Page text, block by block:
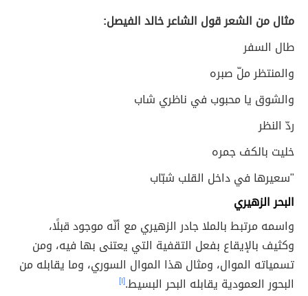
مثال من الشعر قول الشاعر خالد الفيصل:
طال السفر
والمنتظر ملّ صبره
والشوق يا محبوب في ناظري شاب
ردّ النظر
خليت بالكف جمره
"سعيرها في داخل القلب شبّاب
البحر الزهيري
واسمه مرتبط بالملا جادر الزهيري مع أنّه موجود قبلًا،
وكثيف بالإيقاع بفعل التقفية التي يعتنى بها فيه، ومن
تسمياته الموال، ومثال هذا الموال السوري، وما يقابله من
البحور العمودية يقابله البحر البسيط.[١]